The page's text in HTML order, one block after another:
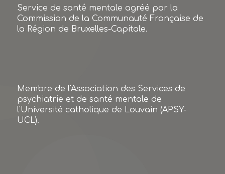
Service de santé mentale agréé par la
Commission de la Communauté Française de
la Région de Bruxelles-Capitale.
Membre de l'Association des Services de
psychiatrie et de santé mentale de
l'Université catholique de Louvain (APSY-
UCL).